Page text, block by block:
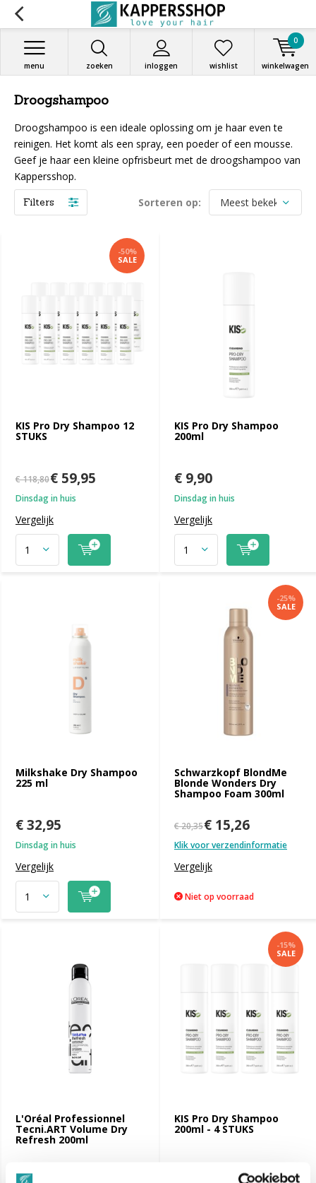
zoeken inloggen
menu wishlist winkelwagen
0
Droogshampoo
Droogshampoo is een ideale oplossing om je haar even te
reinigen. Het komt als een spray, een poeder of een mousse.
Geef je haar een kleine opfrisbeurt met de droogshampoo van
Kappersshop.
Filters Sorteren op:
KIS Pro Dry Shampoo 12
STUKS
-50%
SALE
€ 118,80€ 59,95
Dinsdag in huis
Vergelijk
KIS Pro Dry Shampoo
200ml
€ 9,90
Dinsdag in huis
Vergelijk
Milkshake Dry Shampoo
225 ml
€ 32,95
Dinsdag in huis
Vergelijk
Schwarzkopf BlondMe
Blonde Wonders Dry
Shampoo Foam 300ml
-25%
SALE
€ 20,35€ 15,26
Klik voor verzendinformatie
Vergelijk
Niet op voorraad
L'Oréal Professionnel
Tecni.ART Volume Dry
Refresh 200ml
€ 19,70
KIS Pro Dry Shampoo
200ml - 4 STUKS
-15%
SALE
€ 33,65